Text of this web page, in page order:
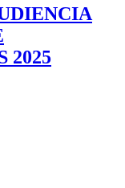
2025